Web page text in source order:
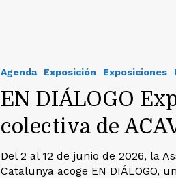
Agenda Exposición Exposiciones
EN DIÁLOGO
colectiva de
Del 2 al 12 de junio de 2026, la
Catalunya acoge EN DIÁLOGO,